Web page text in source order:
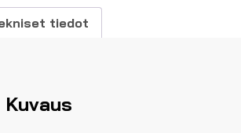
tiedot
Kuvaus